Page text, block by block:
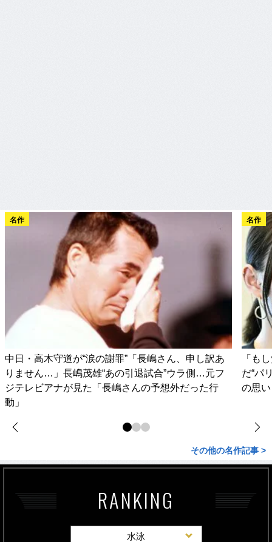
名作
中日・高木守道が“涙の謝罪”「長嶋さん、申し訳あ
りません…」長嶋茂雄“あの引退試合”ウラ側…元フ
ジテレビアナが見た「長嶋さんの予想外だった行
動」
名作
「も
だ“パ
の思
その他の名作記事 >
RANKING
水泳